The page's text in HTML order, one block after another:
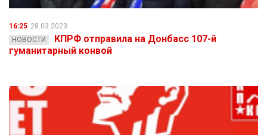
16:25 28.03.2023
НОВОСТИ
КПРФ отправила на Донбасс 107-й
гуманитарный конвой